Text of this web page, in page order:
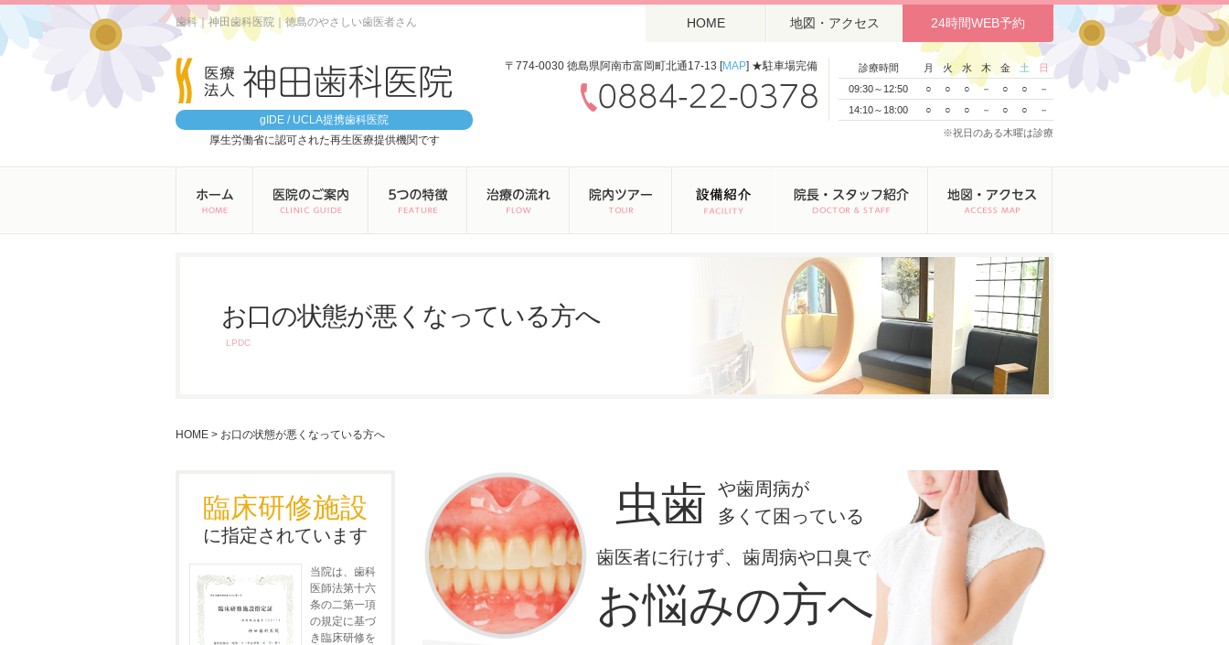
歯科｜神田歯科医院｜徳島のやさしい歯医者さん HOME 地図・アクセス 24時間WEB予約
gIDE / UCLA提携歯科医院
厚生労働省に認可された再生医療提供機関です
〒774-0030 徳島県阿南市富岡町北通17-13 [MAP] ★駐車場完備 診療時間 月 火 水 木 金 土
日
09:30～12:50
○ ○ ○ － ○ ○
－
14:10～18:00
○ ○ ○ － ○ ○ －
※祝日のある木曜は診療
お口の状態が悪くなっている方へ
LPDC
HOME > お口の状態が悪くなっている方へ
虫歯
や歯周病が
多くて困っている
歯医者に行けず、歯周病や口臭で
お悩みの方へ
臨床研修施設
に指定されています
当院は、歯科
医師法第十六
条の二第一項
の規定に基づ
き臨床研修を